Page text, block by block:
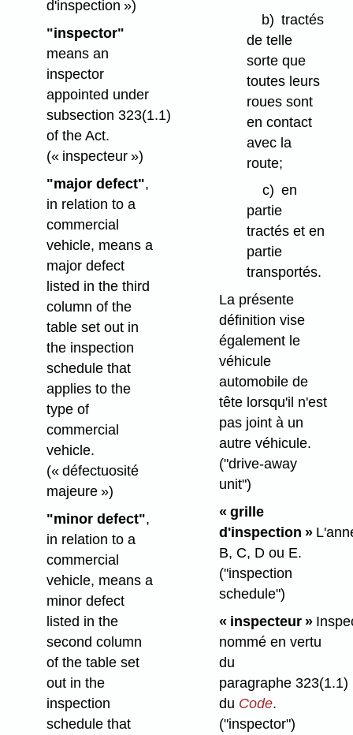
d'inspection »)
"inspector"
means an
inspector
appointed under
subsection 323(1.1)
of the Act.
(« inspecteur »)
"major defect",
in relation to a
commercial
vehicle, means a
major defect
listed in the third
column of the
table set out in
the inspection
schedule that
applies to the
type of
commercial
vehicle.
(« défectuosité
majeure »)
"minor defect",
in relation to a
commercial
vehicle, means a
minor defect
listed in the
second column
of the table set
out in the
inspection
schedule that
b) tractés
de telle
sorte que
toutes leurs
roues sont
en contact
avec la
route;
c) en
partie
tractés et en
partie
transportés.
La présente
définition vise
également le
véhicule
automobile de
tête lorsqu'il n'est
pas joint à un
autre véhicule.
("drive-away
unit")
« grille
d'inspection »
B, C, D ou E.
("inspection
schedule")
« inspecteur »
nommé en vertu
du
paragraphe 323(1.1)
du Code.
("inspector")